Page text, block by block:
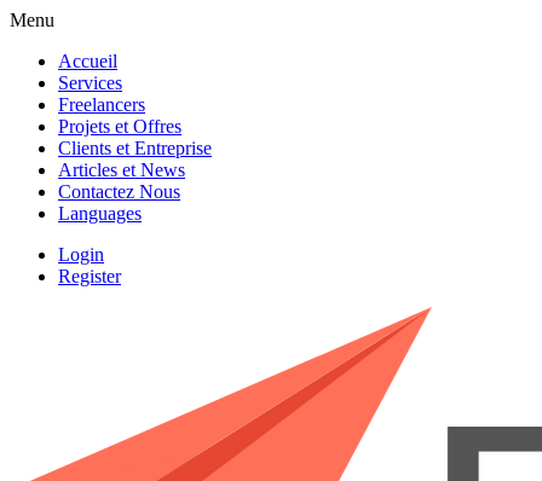
Menu
Accueil
Services
Freelancers
Projets et Offres
Clients et Entreprise
Articles et News
Contactez Nous
Languages
Login
Register